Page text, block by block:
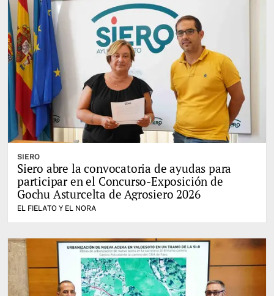
SIERO
Siero abre la convocatoria de ayudas para
participar en el Concurso-Exposición de
Gochu Asturcelta de Agrosiero 2026
EL FIELATO Y EL NORA